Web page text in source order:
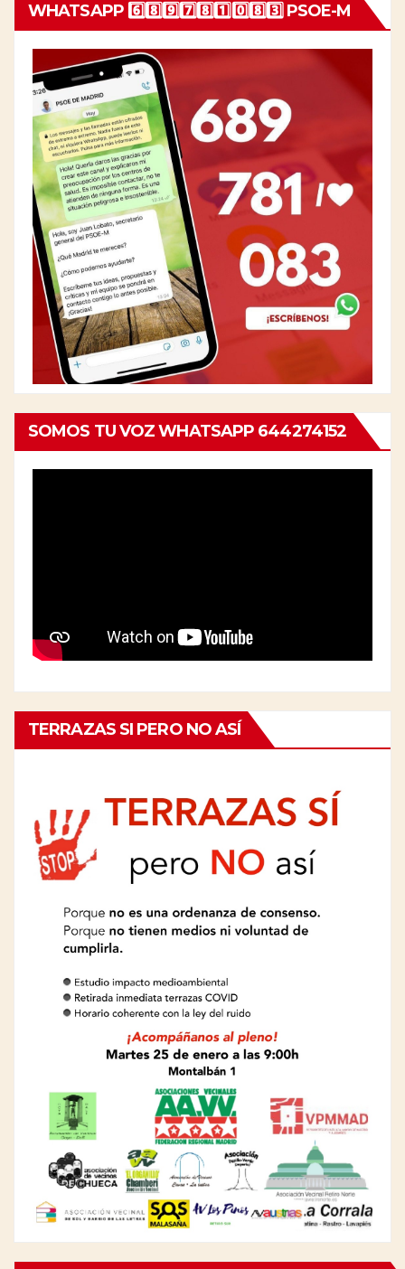
WHATSAPP 6️⃣8️⃣9️⃣7️⃣8️⃣1️⃣0️⃣8️⃣3️⃣ PSOE-M
SOMOS TU VOZ WHATSAPP 644274152
TERRAZAS SI PERO NO ASÍ